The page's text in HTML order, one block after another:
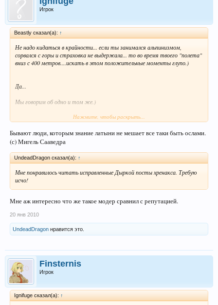
Игрок
Beastly сказал(а): ↑
Не надо кидаться в крайности... если ты занимался альпинизмом,
сорвался с горы и страховка не выдержала... то во время твоего "полета"
вниз с 400 метров....искать в этом положительные моменты глупо.)
Да...
Мы говорим об одно и том же.)
У сильнейших нужно брать не опыт, а знания.)
Опыт дело наживное.
Читайте,- ищите и смотрите сайты, форумы, статьи,
блокнотик сделанные выводы..
гильдии, пообщайтесь с ним, задайте интересующие вас вопросы..
И т.д. и т.п.
Узнавайте, интересуйтесь, спрашивайте, анализируйте, делайте
Ведь не даром говорят: "Знание - сила!" =)
Нажмите, чтобы раскрыть...
Бывают люди, которым знание латыни не мешает все таки быть ослами.
(с) Мигель Сааведра
UndeadDragon сказал(а): ↑
Мне понравилось читать исправленные Дыркой посты хренакса. Требую
исчо!
Мне аж интересно что же такое модер сравнил с репутацией.
20 янв 2010
UndeadDragon нравится это.
Finsternis
Игрок
Ignifuge сказал(а): ↑